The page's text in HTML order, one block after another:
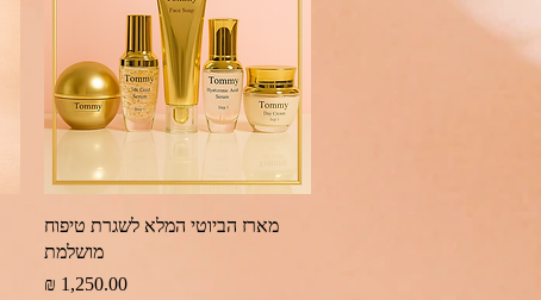
תצוגה מהירה
מארז הביוטי המלא לשגרת טיפוח
מושלמת
מחיר‏1,250.00 ‏₪